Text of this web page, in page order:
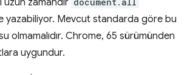
zamandır
yazabiliyor. Mevcut standarda göre bu
olmamalıdır. Chrome, 65 sürümünden
uygundur.